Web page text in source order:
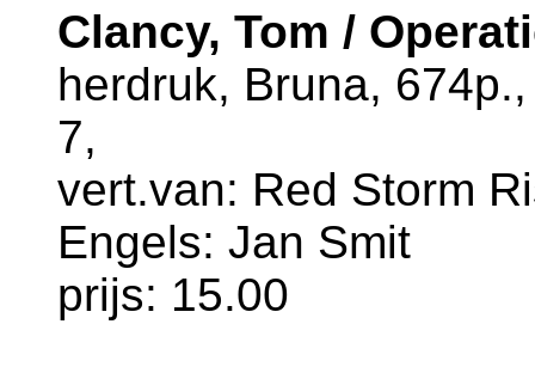
Clancy, Tom /
herdruk, Bruna,
7,
vert.van: Red Storm
Engels: Jan Smit
prijs: 15.00